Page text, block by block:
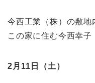
今西工業（株）の敷地
この家に住む今西幸子
2月11日（土）